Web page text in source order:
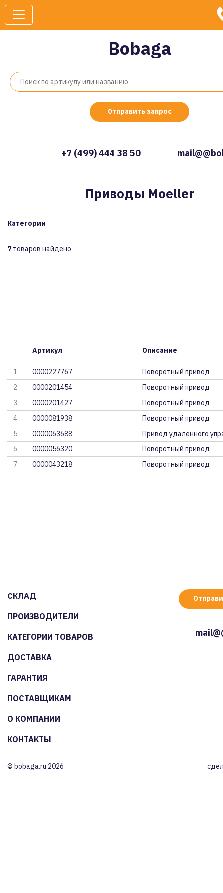
Bobaga
Отправить запрос
+7 (499) 444 38 50
Приводы Moeller
Категории
7 товаров найдено
Артикул Описание
1 0000227767
Поворотный привод
2
0000201454
Поворотный привод
3
0000201427
Поворотный привод
4
0000081938
Поворотный привод
5
0000063688
Привод удаленного
6
0000056320
Поворотный привод
7
0000043218 Поворотный привод
СКЛАД
ПРОИЗВОДИТЕЛИ
КАТЕГОРИИ ТОВАРОВ
ДОСТАВКА
ГАРАНТИЯ
ПОСТАВЩИКАМ
О КОМПАНИИ
КОНТАКТЫ
© bobaga.ru 2026